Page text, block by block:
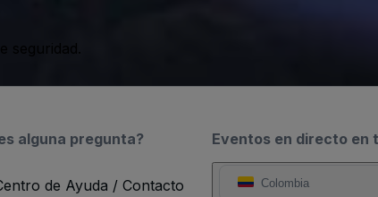
seguridad.
Eventos en directo en
Colombia
alguna pregunta?
de Ayuda / Contacto